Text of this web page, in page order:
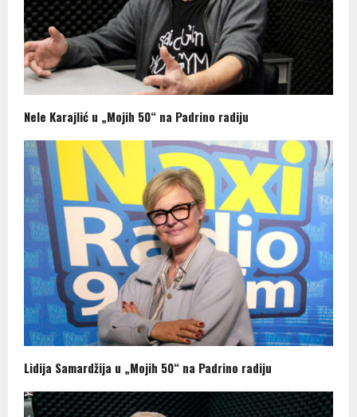
Nele Karajlić u „Mojih 50“ na Padrino radiju
Lidija Samardžija u „Mojih 50“ na Padrino radiju